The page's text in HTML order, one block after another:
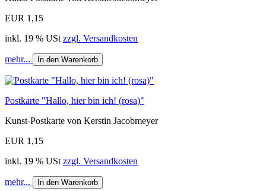
EUR 1,15
inkl. 19 % USt zzgl. Versandkosten
mehr... In den Warenkorb
Postkarte "Hallo, hier bin ich! (rosa)"
Kunst-Postkarte von Kerstin Jacobmeyer
EUR 1,15
inkl. 19 % USt zzgl. Versandkosten
mehr... In den Warenkorb